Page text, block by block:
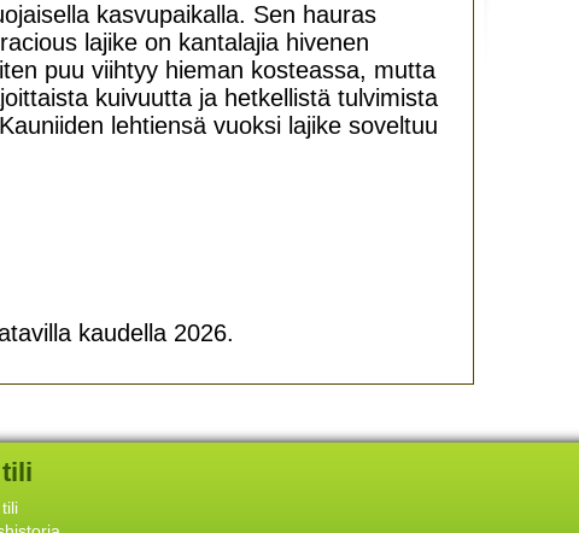
kasvupaikalla. Sen hauras
lajike on kantalajia hivenen
puu viihtyy hieman kosteassa, mutta
kuivuutta ja hetkellistä tulvimista
lehtiensä vuoksi lajike soveltuu
kaudella 2026.